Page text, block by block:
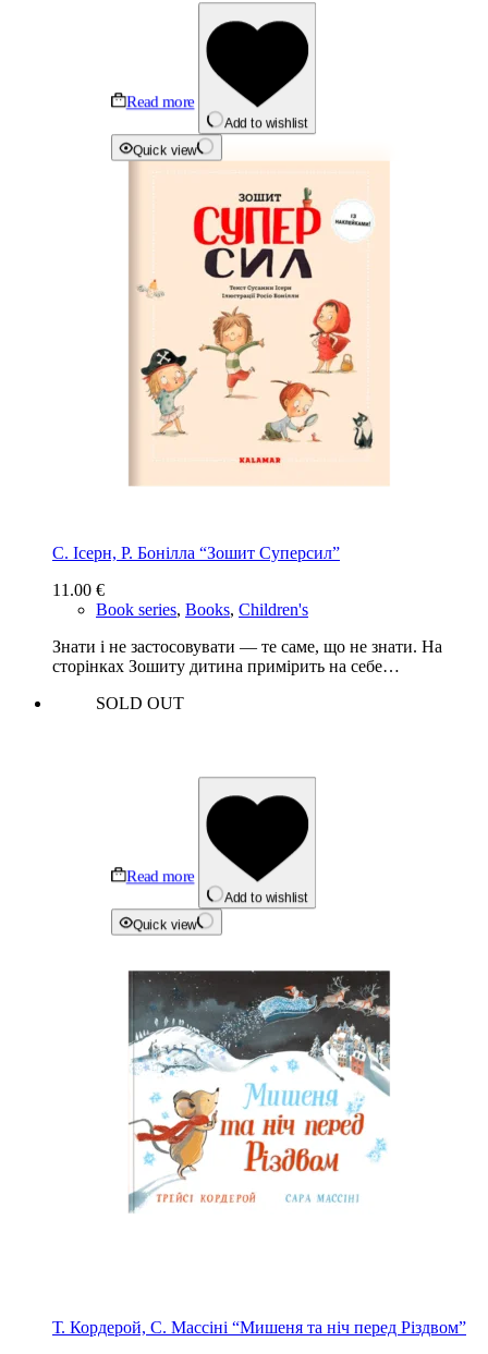
Read more
Add to wishlist
Quick view
С. Ісерн, Р. Бонiлла “Зошит Суперсил”
11.00 €
Book series, Books, Children's
Знати і не застосовувати — те саме, що не знати. На
сторінках Зошиту дитина примірить на себе…
SOLD OUT
Read more
Add to wishlist
Quick view
Т. Кордерой, С. Массіні “Мишеня та ніч перед Різдвом”